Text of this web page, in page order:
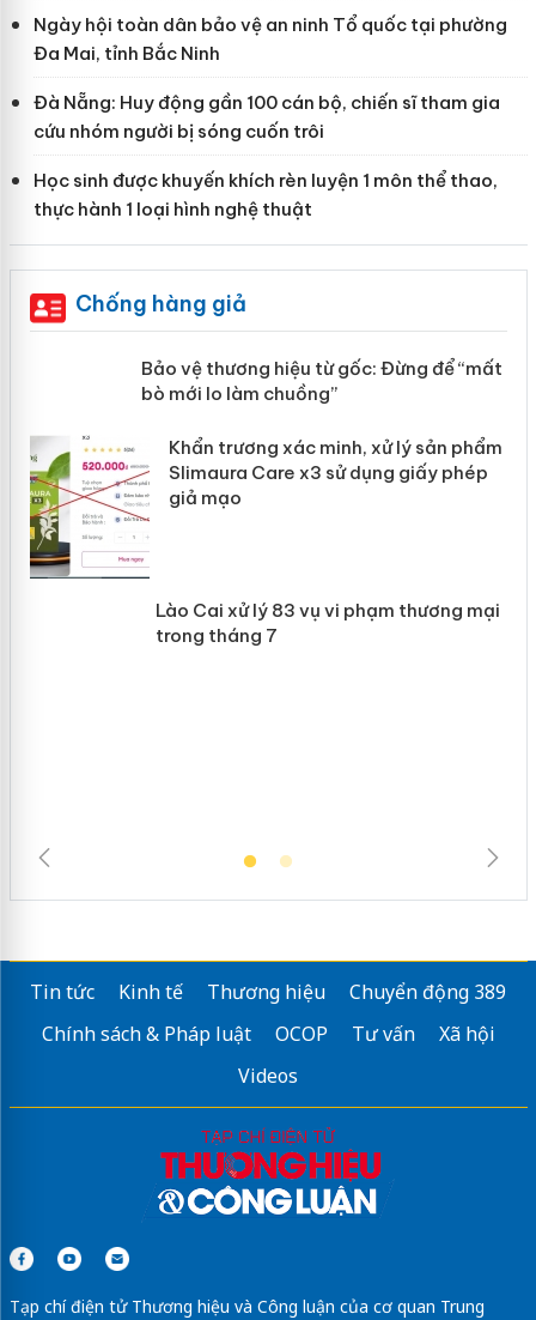
Ngày hội toàn dân bảo vệ an ninh Tổ quốc tại phường
Đa Mai, tỉnh Bắc Ninh
Đà Nẵng: Huy động gần 100 cán bộ, chiến sĩ tham gia
cứu nhóm người bị sóng cuốn trôi
Học sinh được khuyến khích rèn luyện 1 môn thể thao,
thực hành 1 loại hình nghệ thuật
Chống hàng giả
Bảo vệ thương hiệu từ gốc: Đừng để
“mất bò mới lo làm chuồng”
Tin tức Kinh tế Thương hiệu
Chuyển động 389
Chính sách & Pháp luật
OCOP Tư vấn
Xã hội
Videos
Tạp chí điện tử Thương hiệu và Công luận của cơ quan Trung